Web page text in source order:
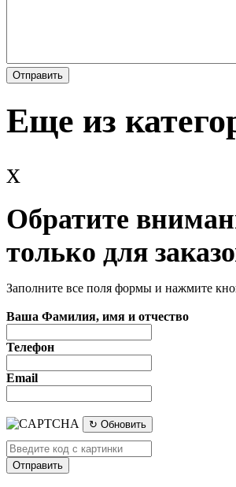
Еще из
x
Обратите
только для
Заполните все поля формы и нажмите
Ваша Фамилия, имя и отчество
Телефон
Email
↻ Обновить